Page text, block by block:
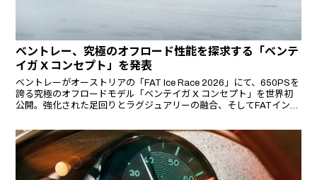
ベントレー、究極のオフロード性能を探求する「ベンテ
イガ X コンセプト」を発表
ベントレーがオーストリアの「FAT Ice Race 2026」にて、650PSを
誇る究極のオフロードモデル「ベンテイガ X コンセプト」を世界初
公開。強化された足回りとラグジュアリーの融合、そしてFATインタ